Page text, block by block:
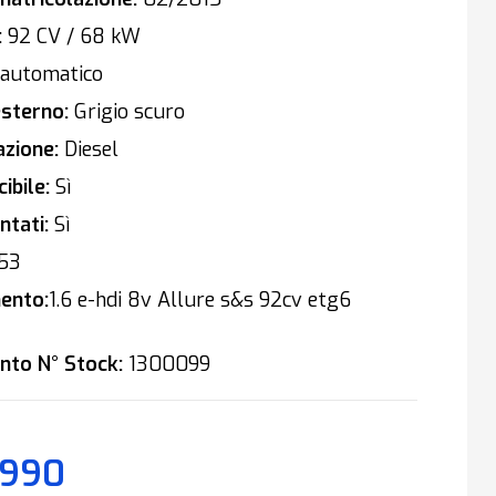
92 CV / 68 kW
Grigio scuro
Diesel
Sì
Sì
1.6 e-hdi 8v Allure s&s 92cv etg6
N° Stock:1300099